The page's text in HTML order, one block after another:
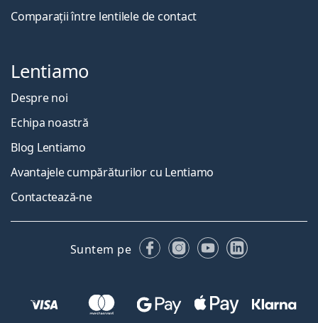
Comparații între lentilele de contact
Lentiamo
Despre noi
Echipa noastră
Blog Lentiamo
Avantajele cumpărăturilor cu Lentiamo
Contactează-ne
Suntem pe FacebookInstagram
YouTubeLinkedIn